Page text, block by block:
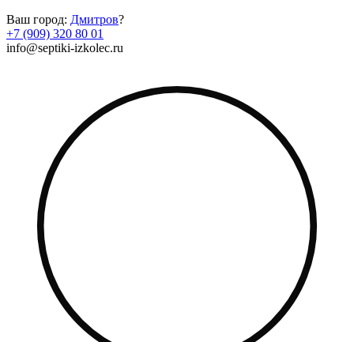
Ваш город: Дмитров?
+7 (909) 320 80 01
info@septiki-izkolec.ru